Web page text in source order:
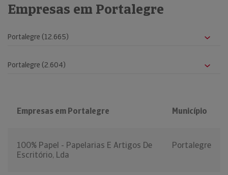
Empresas em Portalegre
Empresas em Portalegre Município
100% Papel - Papelarias E Artigos De
Escritório, Lda
Portalegre